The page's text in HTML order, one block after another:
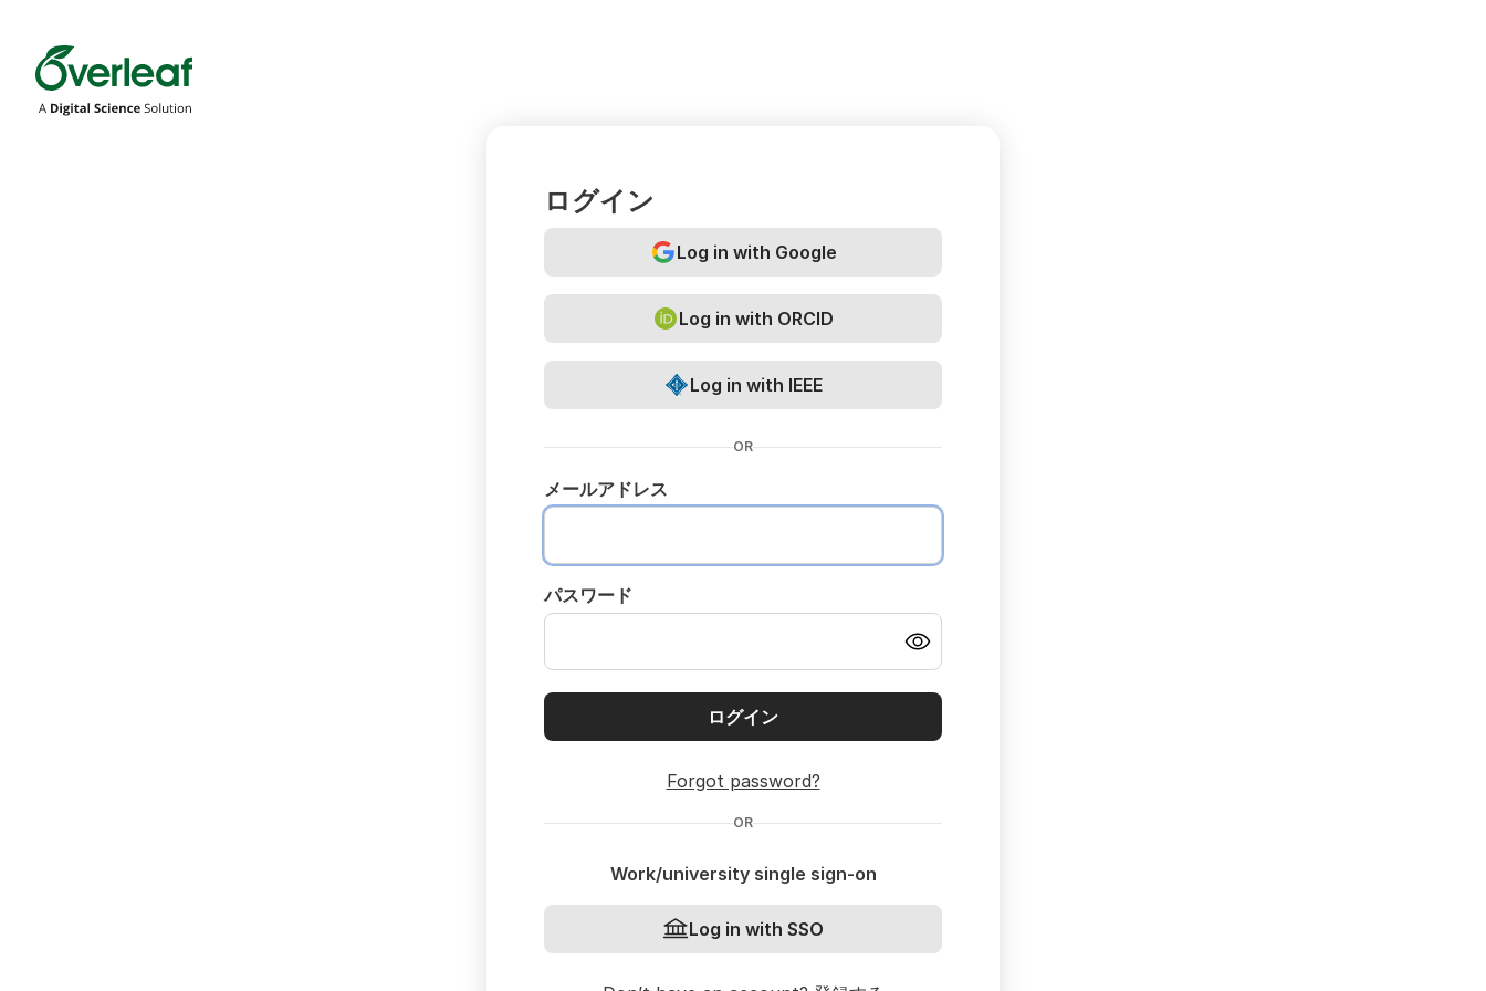
Overleaf
ログイン
Log in with Google
Log in with ORCID
Log in with IEEE
OR
メールアドレス
パスワード
ログイン
Forgot password?
OR
Work/university single sign-on
Log in with SSO